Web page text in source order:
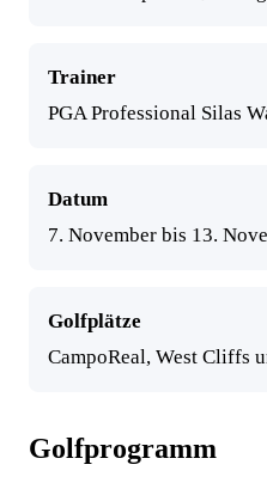
Trainer
PGA Professional Silas
Datum
7. November bis 13.
Golfplätze
CampoReal, West Cliffs
Golfprogramm